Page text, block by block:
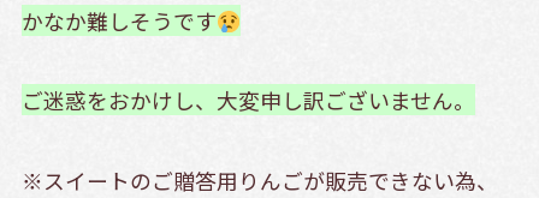
かなか難しそうです
ご迷惑をおかけし、大変申し訳ございません。
※スイートのご贈答用りんごが販売できない為、